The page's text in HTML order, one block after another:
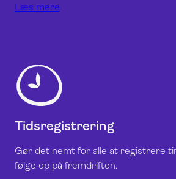
Læs mere
Tidsregistrering
Gør det nemt for alle at registrere
følge op på fremdriften.